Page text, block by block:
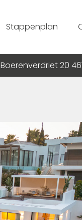
Stappenplan
Boerenverdriet 20